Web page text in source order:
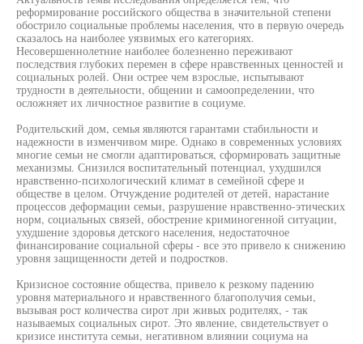
реформирование российского общества в значительной степени
обострило социальные проблемы населения, что в первую очередь
сказалось на наиболее уязвимых его категориях.
Несовершеннолетние наиболее болезненно переживают
последствия глубоких перемен в сфере нравственных ценностей и
социальных ролей. Они острее чем взрослые, испытывают
трудности в деятельности, общении и самоопределении, что
осложняет их личностное развитие в социуме.
Родительский дом, семья являются гарантами стабильности и
надежности в изменчивом мире. Однако в современных условиях
многие семьи не смогли адаптироваться, сформировать защитные
механизмы. Снизился воспитательный потенциал, ухудшился
нравственно-психологический климат в семейной сфере и
обществе в целом. Отчуждение родителей от детей, нарастание
процессов деформации семьи, разрушение нравственно-этических
норм, социальных связей, обострение криминогенной ситуации,
ухудшение здоровья детского населения, недостаточное
финансирование социальной сферы - все это привело к снижению
уровня защищенности детей и подростков.
Кризисное состояние общества, привело к резкому падению
уровня материального и нравственного благополучия семьи,
вызывая рост количества сирот лри живых родителях, - так
называемых социальных сирот. Это явление, свидетельствует о
кризисе института семьи, негативном влиянии социума на